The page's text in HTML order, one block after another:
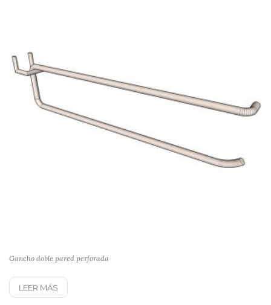
Gancho doble pared perforada
LEER MÁS